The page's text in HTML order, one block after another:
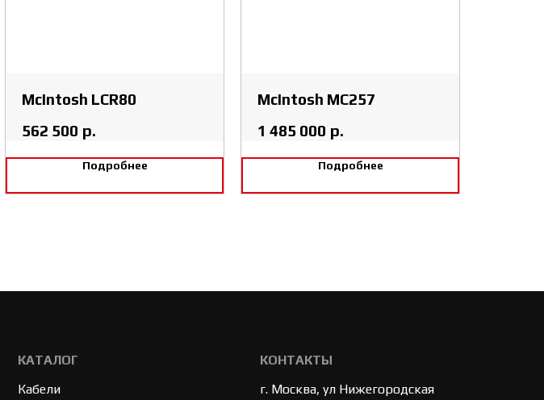
McIntosh LCR80
562 500 р.
Подробнее
McIntosh MC257
1 485 000 р.
Подробнее
КАТАЛОГ
Кабели
КОНТАКТЫ
г. Москва, ул Нижегородская